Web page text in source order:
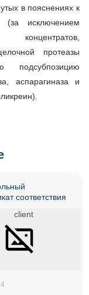
в пояснениях к
(за исключением
протеазы
аспарагиназа и
соответствия